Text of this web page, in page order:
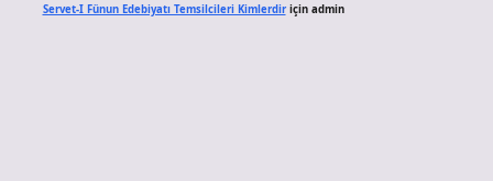
Servet-I Fünun Edebiyatı Temsilcileri Kimlerdiriçin admin